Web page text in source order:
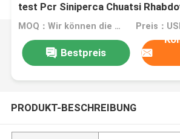
test Pcr Siniperca Chuatsi
MOQ：Wir können die flüssigen und lyophilisierten Ausrüstungen produzieren Preis：
Bestpreis
PRODUKT-BESCHREIBUNG